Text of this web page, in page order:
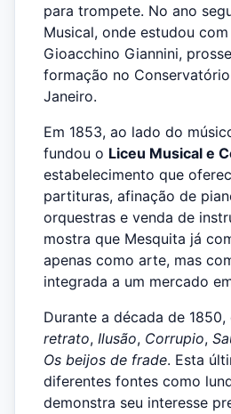
para trompete. No ano
Musical, onde estudou
Gioacchino Giannini,
formação no
Janeiro.
Em 1853, ao lado do
fundou o Liceu Musical e
estabelecimento que
partituras, afinação de
orquestras e venda de
mostra que Mesquita já
apenas como arte, mas
integrada a um mercado
Durante a década de
retrato, Ilusão, Corrupio,
Os beijos de frade. Esta
diferentes fontes como
demonstra seu interesse